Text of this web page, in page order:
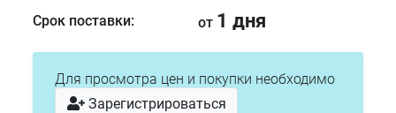
Срок поставки: от 1 дня
Для просмотра цен и покупки необходимо
Зарегистрироваться